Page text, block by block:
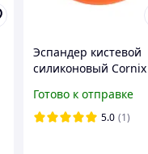
Эспандер кистевой
силиконовый
Готово к отправке
5.0 (1)